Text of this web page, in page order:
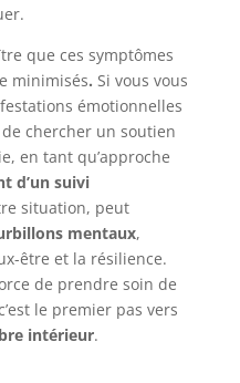
que ces symptômes
minimisés. Si vous vous
émotionnelles
chercher un soutien
en tant qu’approche
d’un suivi
situation, peut
mentaux,
être et la résilience.
de prendre soin de
le premier pas vers
intérieur.